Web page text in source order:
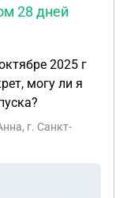
28 дней
2025 г
могу ли я
г. Санкт-